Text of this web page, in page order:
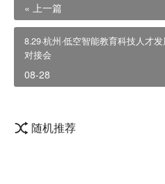
« 上一篇
8.29·杭州·低空智能教育科技人才
对接会
08-28
随机推荐